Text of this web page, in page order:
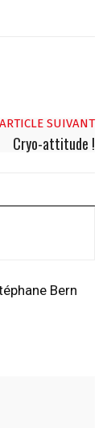
ARTICLE SUIVANT
Cryo-attitude !
Bern